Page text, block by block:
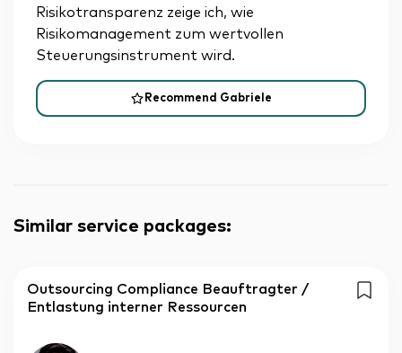
Recommend Gabriele
Risikotransparenz zeige ich, wie
Risikomanagement zum wertvollen
Steuerungsinstrument wird.
Similar service packages:
Outsourcing Compliance Beauftragter /
Entlastung interner Ressourcen